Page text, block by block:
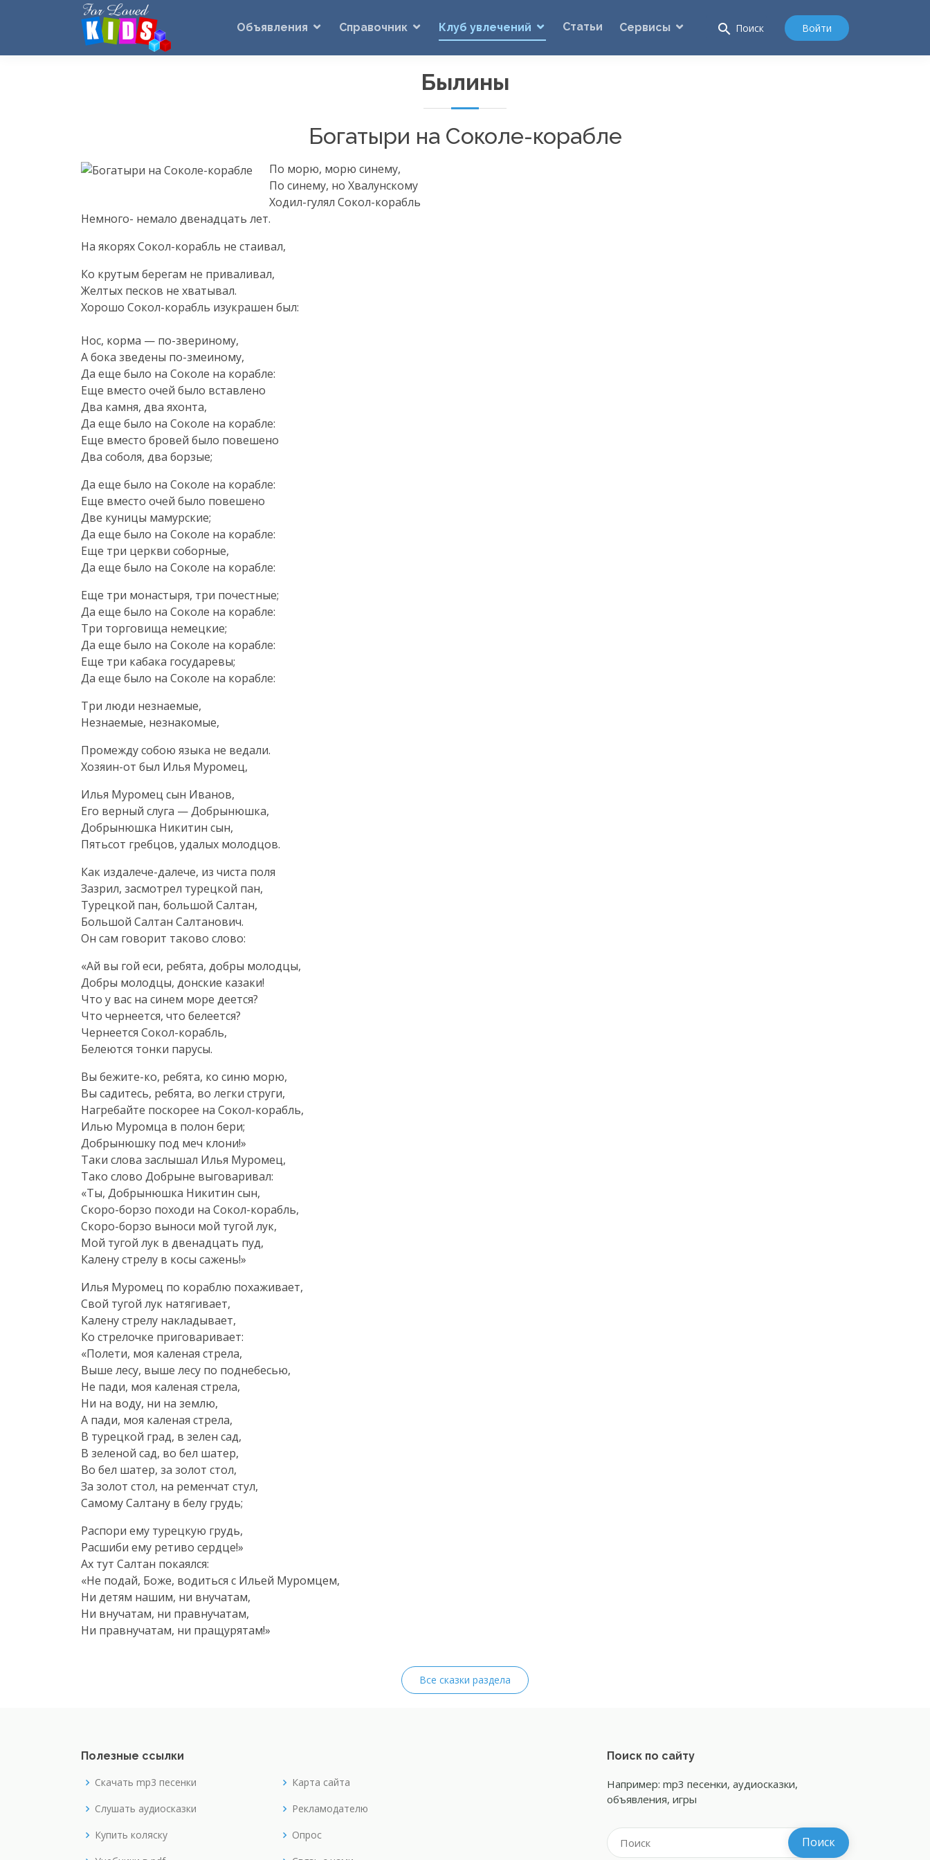
Объявления Справочник Клуб увлечений Статьи Сервисы search Поиск Войти
Былины
Богатыри на Соколе-корабле
По морю, морю синему,
По синему, но Хвалунскому
Ходил-гулял Сокол-корабль
Немного- немало двенадцать лет.
На якоряхСокол-корабль не стаивал,
Ко крутым берегам не приваливал,
Желтых песков не хватывал.
Хорошо Сокол-корабль изукрашен был:
Нос, корма — по-звериному,
А бока зведены по-змеиному,
Да еще было на Соколе на корабле:
Еще вместо очей было вставлено
Два камня, два яхонта,
Да еще было на Соколе на корабле:
Еще вместо бровей было повешено
Два соболя, два борзые;
Да еще было на Соколе на корабле:
Еще вместо очей было повешено
Две куницы мамурские;
Да еще было на Соколе на корабле:
Еще три церкви соборные,
Да еще было на Соколе на корабле:
Еще три монастыря, три почестные;
Да еще было на Соколе на корабле:
Три торговища немецкие;
Да еще было на Соколе на корабле:
Еще три кабака государевы;
Да еще было на Соколе на корабле:
Три люди незнаемые,
Незнаемые, незнакомые,
Промежду собою языка не ведали.
Хозяин-от был Илья Муромец,
Илья Муромец сын Иванов,
Его верный слуга — Добрынюшка,
Добрынюшка Никитин сын,
Пятьсот гребцов, удалых молодцов.
Как издалече-далече, из чиста поля
Зазрил, засмотрел турецкой пан,
Турецкой пан, большой Салтан,
Большой Салтан Салтанович.
Он сам говорит таково слово:
«Ай вы гой еси, ребята, добры молодцы,
Добры молодцы, донские казаки!
Что у вас на синем море деется?
Что чернеется, что белеется?
Чернеется Сокол-корабль,
Белеются тонки парусы.
Вы бежите-ко, ребята, ко синю морю,
Вы садитесь, ребята, во легки струги,
Нагребайте поскорее на Сокол-корабль,
Илью Муромца в полон бери;
Добрынюшку под меч клони!»
Таки слова заслышал Илья Муромец,
Тако слово Добрыне выговаривал:
«Ты, Добрынюшка Никитин сын,
Скоро-борзо походи на Сокол-корабль,
Скоро-борзо выноси мой тугой лук,
Мой тугой лук в двенадцать пуд,
Калену стрелу в косы сажень!»
Илья Муромец по кораблю похаживает,
Свой тугой лук натягивает,
Калену стрелу накладывает,
Ко стрелочке приговаривает:
«Полети, моя каленая стрела,
Выше лесу, выше лесу по поднебесью,
Не пади, моя каленая стрела,
Ни на воду, ни на землю,
А пади, моя каленая стрела,
В турецкой град, в зелен сад,
В зеленой сад, во бел шатер,
Во бел шатер, за золот стол,
За золот стол, на ременчат стул,
Самому Салтану в белу грудь;
Распори ему турецкую грудь,
Расшиби ему ретиво сердце!»
Ах тут Салтан покаялся:
«Не подай, Боже, водиться с Ильей Муромцем,
Ни детям нашим, ни внучатам,
Ни внучатам, ни правнучатам,
Ни правнучатам, ни пращурятам!»
Все сказки раздела
Полезные ссылки
Скачать mp3 песенки
Слушать аудиосказки
Купить коляску
Карта сайта
Рекламодателю
Опрос
Поиск по сайту
Например: mp3 песенки, аудиосказки,
объявления, игры